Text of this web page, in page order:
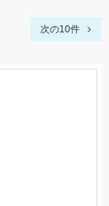
次の10件